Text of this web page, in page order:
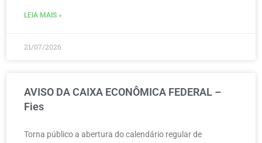
LEIA MAIS »
21/07/2026
AVISO DA CAIXA ECONÔMICA FEDERAL –
Fies
Torna público a abertura do calendário regular de